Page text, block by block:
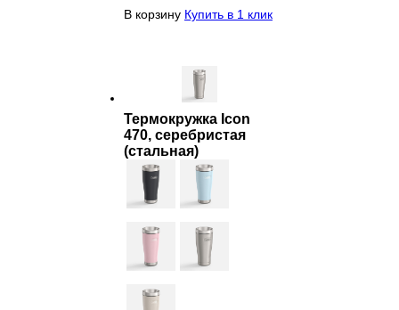
В корзину Купить в 1 клик
Термокружка Icon
470, серебристая
(стальная)